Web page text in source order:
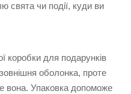
свята чи події, куди ви
коробки для подарунків
оболонка, проте
вона. Упаковка допоможе